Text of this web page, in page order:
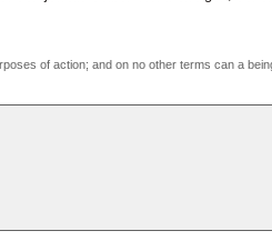
of action; and on no other terms can a